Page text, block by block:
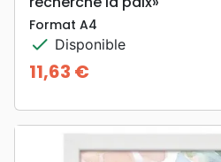
Format A4
check Disponible
Prix
11,63 €